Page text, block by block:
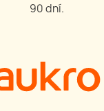
90 dní.